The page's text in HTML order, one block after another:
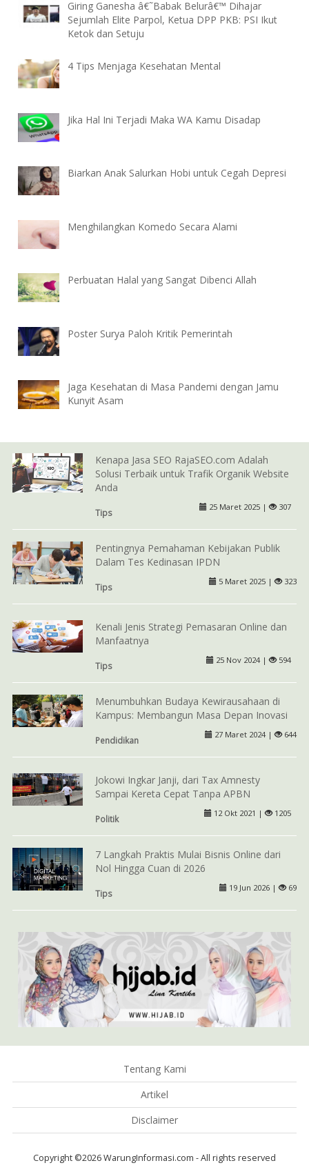
Giring Ganesha â€˜Babak Belurâ€™ Dihajar
Sejumlah Elite Parpol, Ketua DPP PKB: PSI Ikut
Ketok dan Setuju
4 Tips Menjaga Kesehatan Mental
Jika Hal Ini Terjadi Maka WA Kamu Disadap
Biarkan Anak Salurkan Hobi untuk Cegah Depresi
Menghilangkan Komedo Secara Alami
Perbuatan Halal yang Sangat Dibenci Allah
Poster Surya Paloh Kritik Pemerintah
Jaga Kesehatan di Masa Pandemi dengan Jamu
Kunyit Asam
Kenapa Jasa SEO RajaSEO.com Adalah
Solusi Terbaik untuk Trafik Organik Website
Anda
Tips
25 Maret 2025 | 307
Pentingnya Pemahaman Kebijakan Publik
Dalam Tes Kedinasan IPDN
Tips
5 Maret 2025 | 323
Kenali Jenis Strategi Pemasaran Online dan
Manfaatnya
Tips
25 Nov 2024 | 594
Menumbuhkan Budaya Kewirausahaan di
Kampus: Membangun Masa Depan Inovasi
Pendidikan
27 Maret 2024 | 644
Jokowi Ingkar Janji, dari Tax Amnesty
Sampai Kereta Cepat Tanpa APBN
Politik
12 Okt 2021 | 1205
7 Langkah Praktis Mulai Bisnis Online dari
Nol Hingga Cuan di 2026
Tips
19 Jun 2026 | 69
Tentang Kami
Artikel
Disclaimer
Copyright ©2026 WarungInformasi.com - All rights reserved